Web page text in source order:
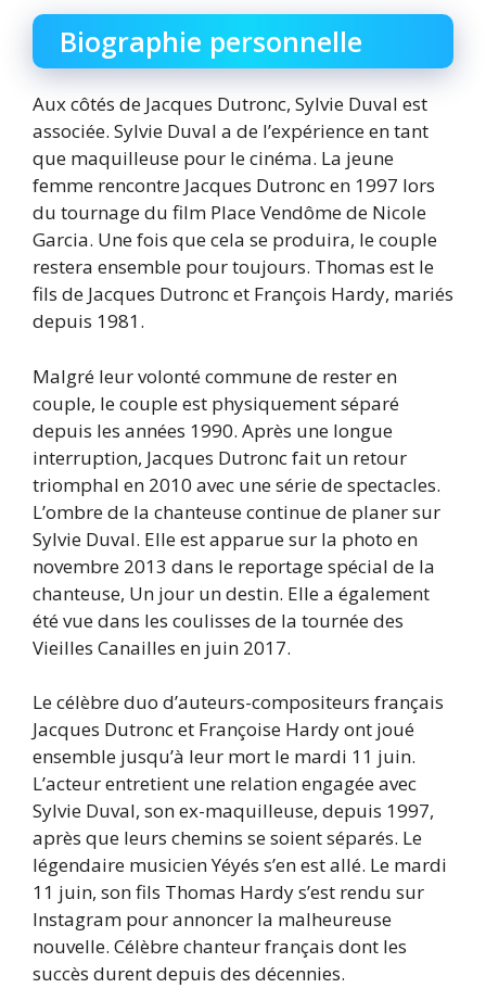
Biographie personnelle
Aux côtés de Jacques Dutronc, Sylvie Duval est
associée. Sylvie Duval a de l’expérience en tant
que maquilleuse pour le cinéma. La jeune
femme rencontre Jacques Dutronc en 1997 lors
du tournage du film Place Vendôme de Nicole
Garcia. Une fois que cela se produira, le couple
restera ensemble pour toujours. Thomas est le
fils de Jacques Dutronc et François Hardy, mariés
depuis 1981.
Malgré leur volonté commune de rester en
couple, le couple est physiquement séparé
depuis les années 1990. Après une longue
interruption, Jacques Dutronc fait un retour
triomphal en 2010 avec une série de spectacles.
L’ombre de la chanteuse continue de planer sur
Sylvie Duval. Elle est apparue sur la photo en
novembre 2013 dans le reportage spécial de la
chanteuse, Un jour un destin. Elle a également
été vue dans les coulisses de la tournée des
Vieilles Canailles en juin 2017.
Le célèbre duo d’auteurs-compositeurs français
Jacques Dutronc et Françoise Hardy ont joué
ensemble jusqu’à leur mort le mardi 11 juin.
L’acteur entretient une relation engagée avec
Sylvie Duval, son ex-maquilleuse, depuis 1997,
après que leurs chemins se soient séparés. Le
légendaire musicien Yéyés s’en est allé. Le mardi
11 juin, son fils Thomas Hardy s’est rendu sur
Instagram pour annoncer la malheureuse
nouvelle. Célèbre chanteur français dont les
succès durent depuis des décennies.